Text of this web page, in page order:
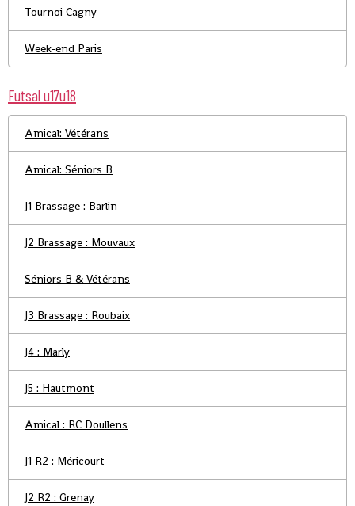
Tournoi Cagny
Week-end Paris
Futsal u17u18
Amical: Vétérans
Amical: Séniors B
J1 Brassage : Barlin
J2 Brassage : Mouvaux
Séniors B & Vétérans
J3 Brassage : Roubaix
J4 : Marly
J5 : Hautmont
Amical : RC Doullens
J1 R2 : Méricourt
J2 R2 : Grenay